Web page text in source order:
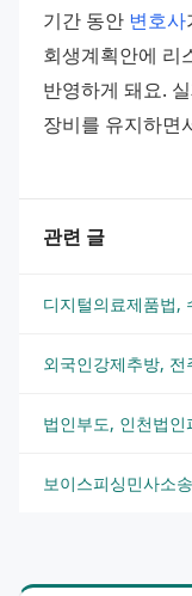
기간 동안 변호사
회생계획안에 리
반영하게 돼요.
장비를 유지하면
관련 글